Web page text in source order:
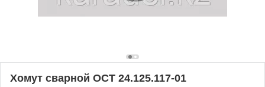
Хомут сварной ОСТ 24.125.117-01